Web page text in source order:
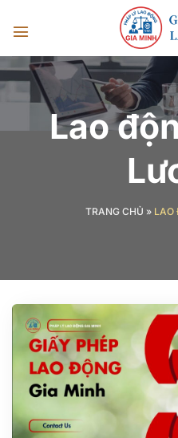
đến
nội
dung
Lao
TRANG CHỦ » LAO